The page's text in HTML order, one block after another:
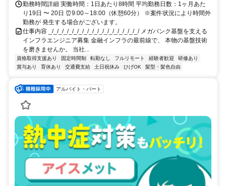
勤務時間詳細 実働時間：1日あたり8時間 平均勤務日数：1ヶ月あた
り19日 〜 20日 ⏰9:00～18:00（休憩60分） ※案件状況により時間外
勤務が 発生する場合がございます。
仕事内容 _/_/_/_/_/_/_/_/_/_/_/_/_/_/_/_/_/_/ メガバンク基盤を支える
インフラエンジニア募集 金融インフラの最前線で、 本物の基盤技術
を磨きませんか。 当社...
資格取得支援あり 固定時間制 転勤なし フルリモート 経験者歓迎
研修あり
賞与あり
育休あり 交通費支給 土日祝休み ひげOK 髪型・髪色自由
アルバイト・パート